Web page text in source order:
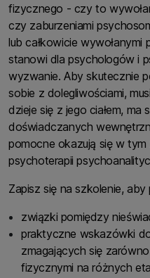
fizycznego - czy to
czy zaburzeniami
lub całkowicie
stanowi dla psychologów i
wyzwanie. Aby skutecznie
sobie z dolegliwościami,
dzieje się z jego ciałem, ma
doświadczanych
pomocne okazują się w tym
psychoterapii
Zapisz się na szkolenie,
związki pomiędzy
praktyczne wskazówki
zmagających się
fizycznymi na różnych